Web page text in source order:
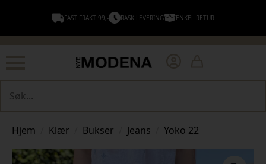
FAST FRAKT 99,- RASK LEVERING ENKEL RETUR
Hjem Klær Bukser Jeans Yoko 22